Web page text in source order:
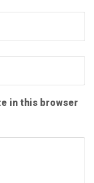
in this browser